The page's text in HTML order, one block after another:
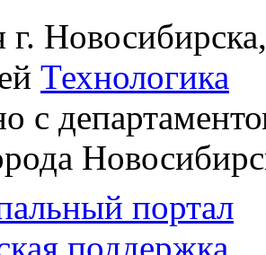
Технологика
с
портал